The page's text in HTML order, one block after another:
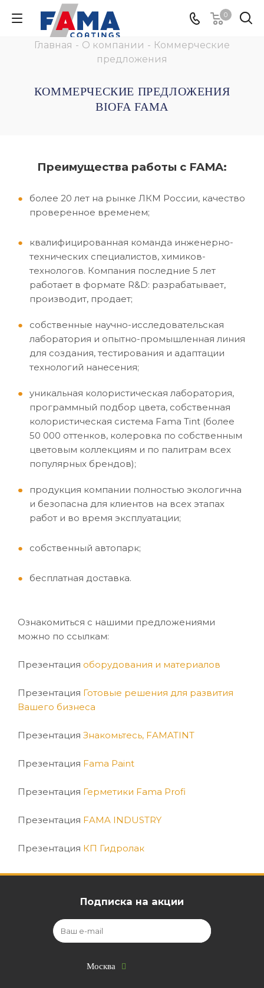
0
Главная - О компании - Коммерческие
предложения
КОММЕРЧЕСКИЕ ПРЕДЛОЖЕНИЯ
BIOFA FAMA
Преимущества работы с FAMA:
более 20 лет на рынке ЛКМ России, качество
проверенное временем;
квалифицированная команда инженерно-
технических специалистов, химиков-
технологов. Компания последние 5 лет
работает в формате R&D: разрабатывает,
производит, продает;
собственные научно-исследовательская
лаборатория и опытно-промышленная линия
для создания, тестирования и адаптации
технологий нанесения;
уникальная колористическая лаборатория,
программный подбор цвета, собственная
колористическая система Fama Tint (более
50 000 оттенков, колеровка по собственным
цветовым коллекциям и по палитрам всех
популярных брендов);
продукция компании полностью экологична
и безопасна для клиентов на всех этапах
работ и во время эксплуатации;
собственный автопарк;
бесплатная доставка.
Ознакомиться с нашими предложениями
можно по ссылкам:
Презентация оборудования и материалов
Презентация Готовые решения для развития
Вашего бизнеса
Презентация Знакомьтесь, FAMATINT
Презентация Fama Paint
Презентация Герметики Fama Profi
Презентация FAMA INDUSTRY
Презентация КП Гидролак
Подписка на акции
Москва